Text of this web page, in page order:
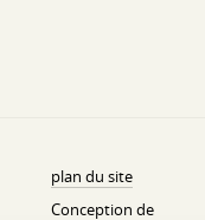
plan du site
Conception de